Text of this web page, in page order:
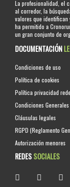
La profesionalidad, el
al corredor, la
valores que
ha permitido a
un gran conjunto de
DOCUMENTACIÓN
Condiciones de uso
Política de cookies
Política privacidad
Condiciones Generales
Cláusulas legales
RGPD (Reglamento
Autorización menores
REDESSOCIALES